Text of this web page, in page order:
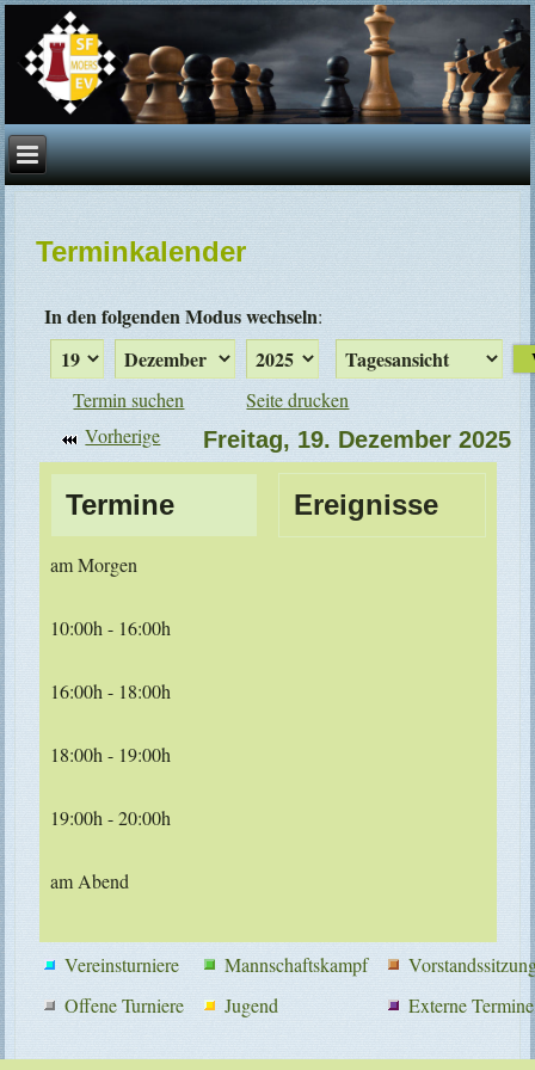
Terminkalender
In den folgenden Modus wechseln:
Termin suchen
Seite drucken
Vorherige
Freitag, 19. Dezember 2025
Termine
am Morgen
10:00h - 16:00h
16:00h - 18:00h
18:00h - 19:00h
19:00h - 20:00h
am Abend
Ereignisse
Vereinsturniere Mannschaftskampf
Offene Turniere
Jugend Externe Termine